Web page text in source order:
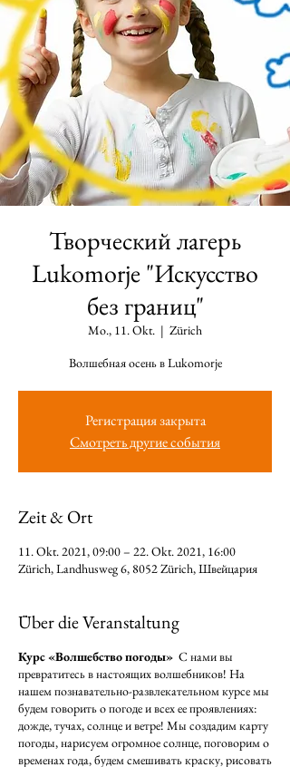
Творческий лагерь
Lukomorje "Искусство
без границ"
Mo., 11. Okt.
  |
Zürich
Волшебная осень в Lukomorje
Регистрация закрыта
Смотреть другие события
Zeit & Ort
11. Okt. 2021, 09:00 – 22. Okt. 2021, 16:00
Zürich, Landhusweg 6, 8052 Zürich, Швейцария
Über die Veranstaltung
Курс «Волшебство погоды» С нами вы
превратитесь в настоящих волшебников! На
нашем познавательно-развлекательном курсе мы
будем говорить о погоде и всех ее проявлениях:
дожде, тучах, солнце и ветре! Мы создадим карту
погоды, нарисуем огромное солнце, поговорим о
временах года, будем смешивать краску, рисовать